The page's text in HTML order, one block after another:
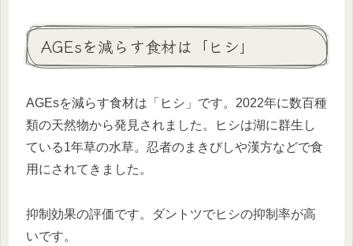
AGEsを減らす食材は「ヒシ」
AGEsを減らす食材は「ヒシ」です。2022年に数百種
類の天然物から発見されました。ヒシは湖に群生し
ている1年草の水草。忍者のまきびしや漢方などで食
用にされてきました。
抑制効果の評価です。ダントツでヒシの抑制率が高
いです。